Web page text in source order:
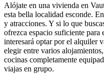
Alójate en una vivienda en
esta bella localidad esconde.
y atracciones. Y si lo que
ofrezca espacio suficiente para
interesará optar por el alquiler
elegir entre varios
cocinas completamente
viajas en grupo.